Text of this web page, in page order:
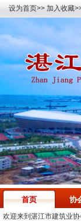
设为首页>> 加入收藏
首页
欢迎来到湛江市建筑业协
协